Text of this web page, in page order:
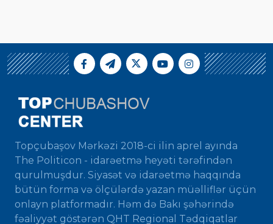
Topçubaşov Mərkəzi 2018-ci ilin aprel ayında
The Politicon - idarəetmə heyəti tərəfindən
qurulmuşdur. Siyasət və idarəetmə haqqında
bütün forma və ölçülərdə yazan müəlliflər üçün
onlayn platformadır. Həm də Bakı şəhərində
fəaliyyət göstərən QHT Regional Tədqiqatlar